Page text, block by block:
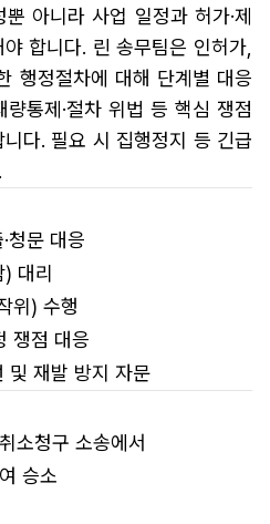
아니라 사업 일정과 허가·제
합니다. 린 송무팀은 인허가,
행정절차에 대해 단계별 대응
량통제·절차 위법 등 핵심 쟁점
다. 필요 시 집행정지 등 긴급
청문 대응
대리
위) 수행
쟁점 대응
및 재발 방지 자문
소청구 소송에서
승소